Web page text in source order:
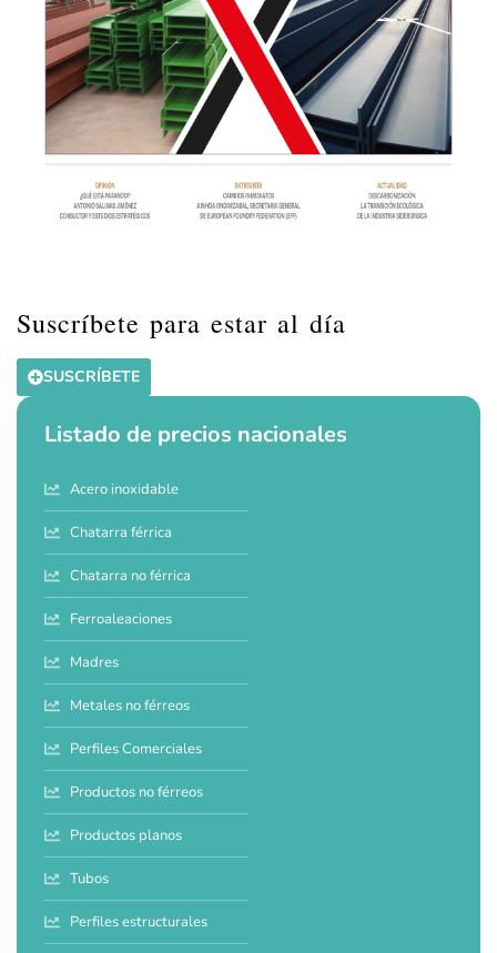
Suscríbete para estar al día
SUSCRÍBETE
Listado de precios nacionales
Acero inoxidable
Chatarra férrica
Chatarra no férrica
Ferroaleaciones
Madres
Metales no férreos
Perfiles Comerciales
Productos no férreos
Productos planos
Tubos
Perfiles estructurales